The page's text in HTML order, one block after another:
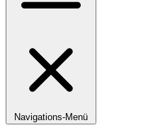
Navigations-Menü